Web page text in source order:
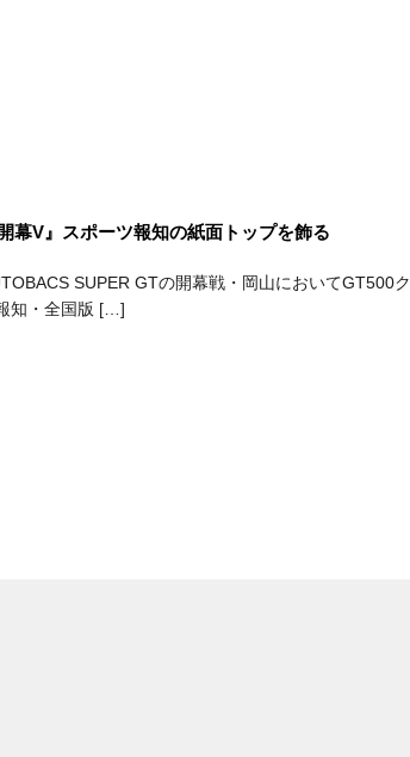
幕V』スポーツ報知の紙面トップを飾る
SUPER GTの開幕戦・岡山においてGT500
知・全国版 […]